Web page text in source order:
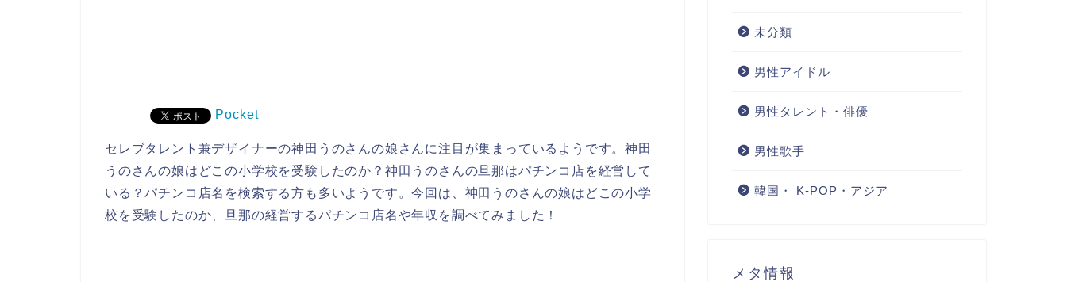
Pocket
セレブタレント兼デザイナーの神田うのさんの娘さんに注目が集まっているようです。神田
うのさんの娘はどこの小学校を受験したのか？神田うのさんの旦那はパチンコ店を経営して
いる？パチンコ店名を検索する方も多いようです。今回は、神田うのさんの娘はどこの小学
校を受験したのか、旦那の経営するパチンコ店名や年収を調べてみました！
未分類
男性アイドル
男性タレント・俳優
男性歌手
韓国・ K-POP・アジア
メタ情報